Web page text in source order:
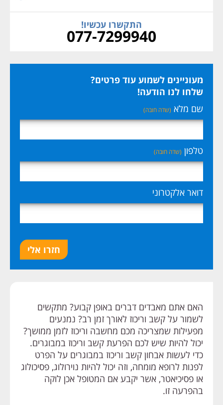
התקשרו עכשיו!
077-7299940
מעוניינים לשמוע עוד פרטים?
שלחו לנו הודעה!
שם מלא (שדה חובה)
טלפון (שדה חובה)
דואר אלקטרוני
חזרו אלי
האם אתם מאבדים דברים באופן קבוע? מתקשים
לשמור על קשב וריכוז לאורך זמן רב? נמנעים
מפעילות שמצריכה מכם מחשבה וריכוז לזמן ממושך?
יכול להיות שיש לכם הפרעת קשב וריכוז במבוגרים.
כדי לעשות אבחון קשב וריכוז במבוגרים על הפרט
לפנות לרופא מומחה, וזה יכול להיות נוירולוג, פסיכולוג
או פסיכיאטר, אשר יקבע אם המטופל אכן לוקה
בהפרעה זו.